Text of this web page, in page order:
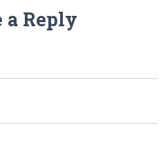
a Reply